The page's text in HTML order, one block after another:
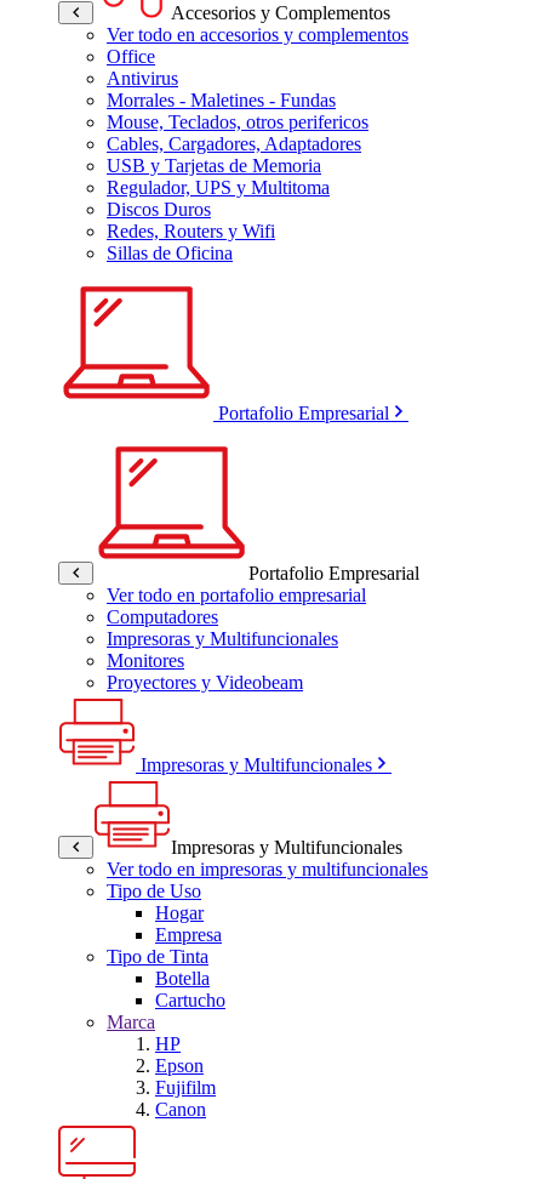
Accesorios y Complementos
Ver todo en accesorios y complementos
Office
Antivirus
Morrales - Maletines - Fundas
Mouse, Teclados, otros perifericos
Cables, Cargadores, Adaptadores
USB y Tarjetas de Memoria
Regulador, UPS y Multitoma
Discos Duros
Redes, Routers y Wifi
Sillas de Oficina
Portafolio Empresarial
Portafolio Empresarial
Ver todo en portafolio empresarial
Computadores
Impresoras y Multifuncionales
Monitores
Proyectores y Videobeam
Impresoras y Multifuncionales
Impresoras y Multifuncionales
Ver todo en impresoras y multifuncionales
Tipo de Uso
Hogar
Empresa
Tipo de Tinta
Botella
Cartucho
Marca
HP
Epson
Fujifilm
Canon